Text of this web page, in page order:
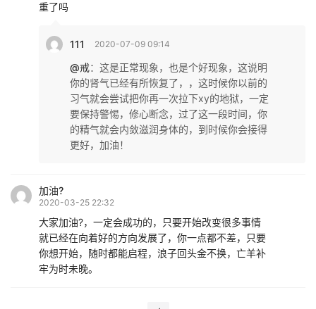
重了吗
111 2020-07-09 09:14
@戒： 这是正常现象，也是个好现象，这说明
你的肾气已经有所恢复了，，这时候你以前的
习气就会尝试把你再一次拉下xy的地狱，一定
要保持警惕，修心断念，过了这一段时间，你
的精气就会内敛滋润身体的，到时候你会接得
更好，加油！
加油?
2020-03-25 22:32
大家加油?，一定会成功的，只要开始改变很多事情
就已经在向着好的方向发展了，你一点都不差，只要
你想开始，随时都能启程，浪子回头金不换，亡羊补
牢为时未晚。